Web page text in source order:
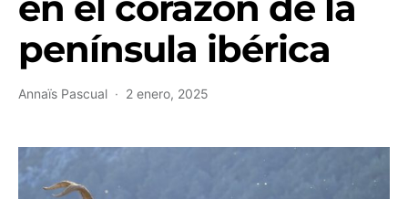
península ibérica
Annaïs Pascual 2 enero, 2025